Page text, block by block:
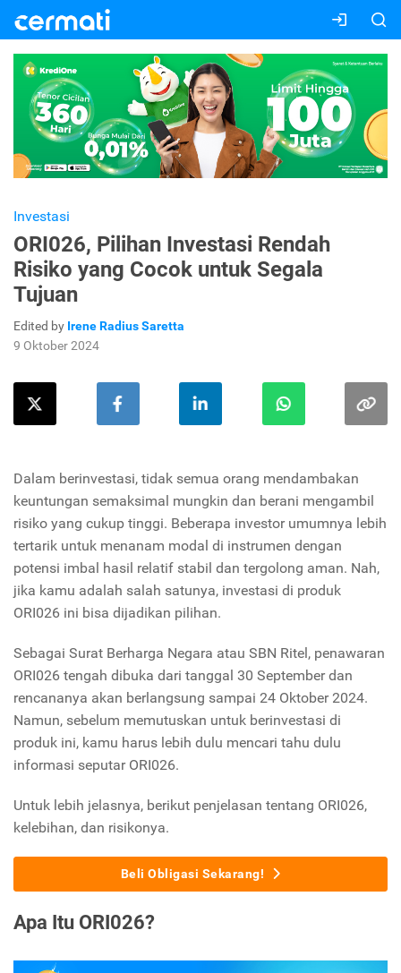
Investasi
ORI026, Pilihan Investasi Rendah
Risiko yang Cocok untuk Segala
Tujuan
Edited by Irene Radius Saretta
9 Oktober 2024
Dalam berinvestasi, tidak semua orang mendambakan
keuntungan semaksimal mungkin dan berani mengambil
risiko yang cukup tinggi. Beberapa investor umumnya lebih
tertarik untuk menanam modal di instrumen dengan
potensi imbal hasil relatif stabil dan tergolong aman. Nah,
jika kamu adalah salah satunya, investasi di produk
ORI026 ini bisa dijadikan pilihan.
Sebagai Surat Berharga Negara atau SBN Ritel, penawaran
ORI026 tengah dibuka dari tanggal 30 September dan
rencananya akan berlangsung sampai 24 Oktober 2024.
Namun, sebelum memutuskan untuk berinvestasi di
produk ini, kamu harus lebih dulu mencari tahu dulu
informasi seputar ORI026.
Untuk lebih jelasnya, berikut penjelasan tentang ORI026,
kelebihan, dan risikonya.
Beli Obligasi Sekarang!
Apa Itu ORI026?